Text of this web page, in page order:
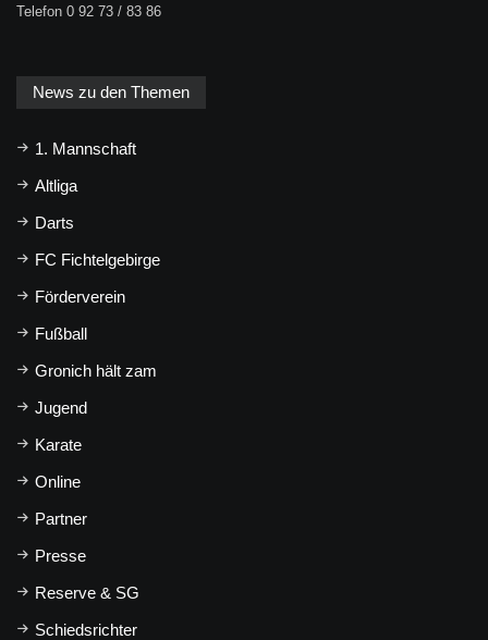
Telefon 0 92 73 / 83 86
News zu den Themen
1. Mannschaft
Altliga
Darts
FC Fichtelgebirge
Förderverein
Fußball
Gronich hält zam
Jugend
Karate
Online
Partner
Presse
Reserve & SG
Schiedsrichter